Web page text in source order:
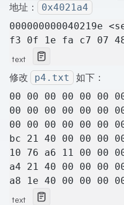
地址：
0x4021a4
000000000040219e
f3 0f 1e fa c7 07
text
修改 p4.txt 如下：
00 00 00 00 00 00
00 00 00 00 00 00
00 00 00 00 00 00
bc 21 40 00 00 00
10 76 a6 11 00 00
a4 21 40 00 00 00
a8 1e 40 00 00 00
text